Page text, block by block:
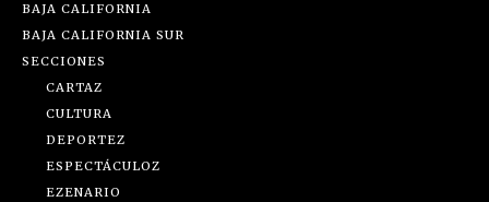
BAJA CALIFORNIA
BAJA CALIFORNIA SUR
SECCIONES
CARTAZ
CULTURA
DEPORTEZ
ESPECTÁCULOZ
EZENARIO